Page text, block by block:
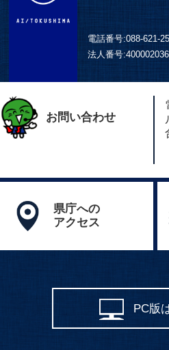
電話番号:088-621-
法人番号:
お問い合わせ
県庁への
アクセス
PC版